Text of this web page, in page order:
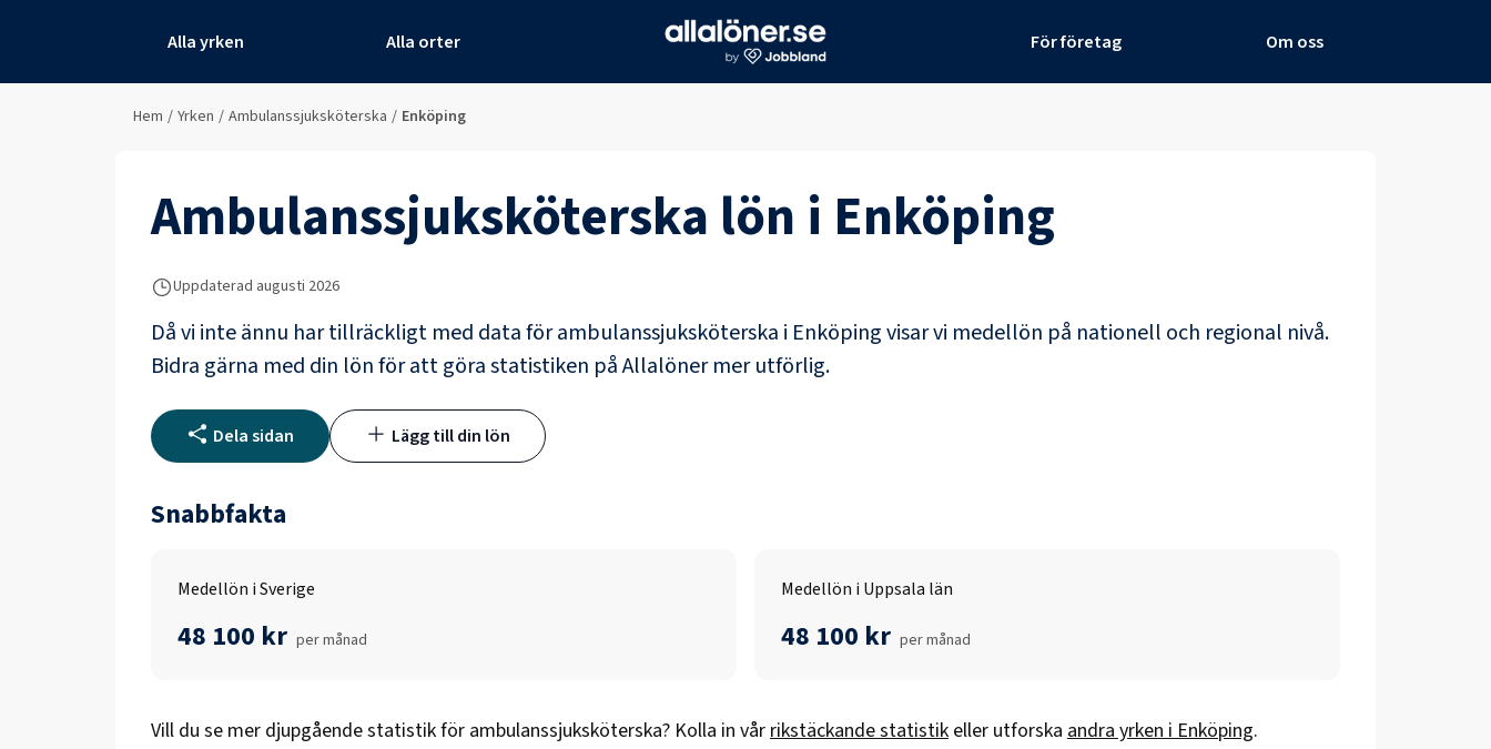
Alla yrken Alla orter För företag Om oss
Hem / Yrken / Ambulanssjuksköterska / Enköping
Ambulanssjuksköterska lön i Enköping
Uppdaterad augusti 2026
Då vi inte ännu har tillräckligt med data förambulanssjuksköterska i Enköpingvisar vi medellön på nationell och regional nivå.
Bidra gärna med din lön för att göra statistiken på Allalöner mer utförlig.
Dela sidan Lägg till din lön
Snabbfakta
Medellön i Sverige
48 100 kr per månad
Medellön i Uppsala län
48 100 kr per månad
Vill du se mer djupgående statistik för ambulanssjuksköterska? Kolla in vårrikstäckande statistik eller utforska andra yrken iEnköping.